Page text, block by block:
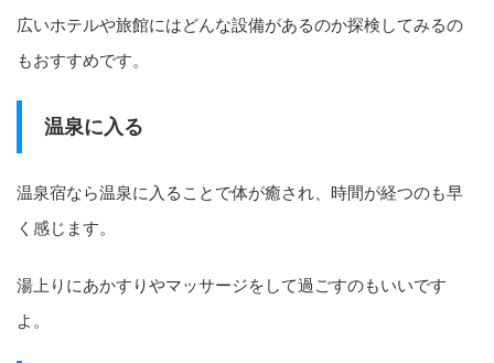
広いホテルや旅館にはどんな設備があるのか探検してみるの
もおすすめです。
温泉に入る
温泉宿なら温泉に入ることで体が癒され、時間が経つのも早
く感じます。
湯上りにあかすりやマッサージをして過ごすのもいいです
よ。